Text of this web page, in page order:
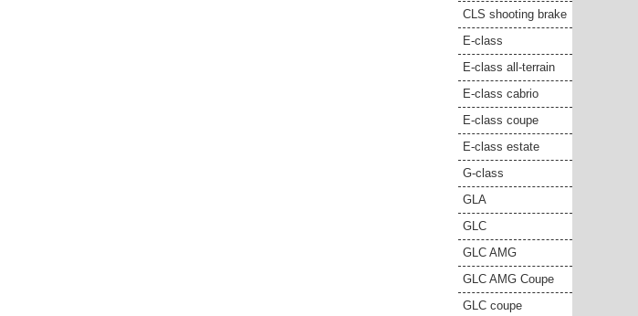
CLS shooting brake
E-class
E-class all-terrain
E-class cabrio
E-class coupe
E-class estate
G-class
GLA
GLC
GLC AMG
GLC AMG Coupe
GLC coupe